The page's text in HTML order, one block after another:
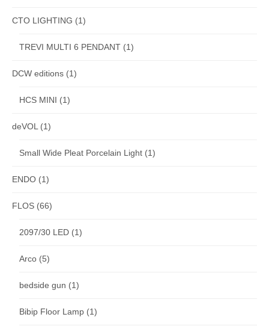
CTO LIGHTING (1)
TREVI MULTI 6 PENDANT (1)
DCW editions (1)
HCS MINI (1)
deVOL (1)
Small Wide Pleat Porcelain Light (1)
ENDO (1)
FLOS (66)
2097/30 LED (1)
Arco (5)
bedside gun (1)
Bibip Floor Lamp (1)